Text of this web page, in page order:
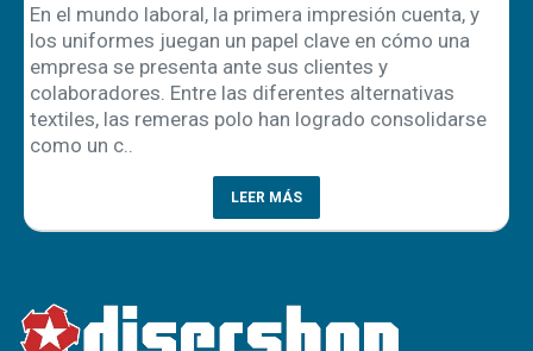
En el mundo laboral, la primera impresión cuenta, y
los uniformes juegan un papel clave en cómo una
empresa se presenta ante sus clientes y
colaboradores. Entre las diferentes alternativas
textiles, las remeras polo han logrado consolidarse
como un c..
LEER MÁS